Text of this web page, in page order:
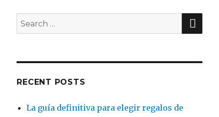
Search
for:
RECENT POSTS
La guía definitiva para elegir regalos de